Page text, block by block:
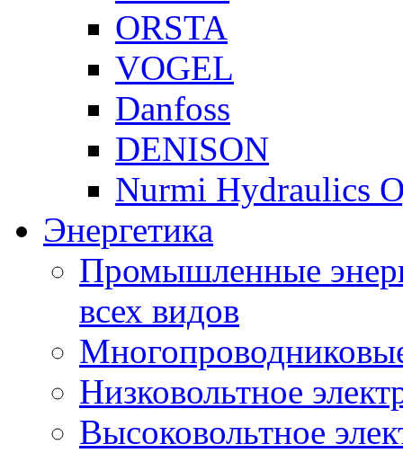
ORSTA
VOGEL
Danfoss
DENISON
Nurmi Hydraulics
Энергетика
Промышленные
всех видов
Низковольтное
Высоковольтное